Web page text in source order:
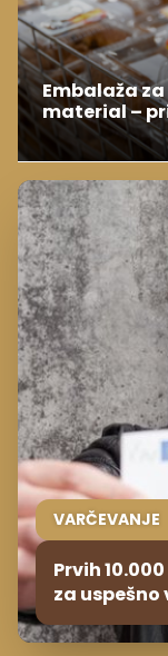
Embalaža
material –
VARČEVANJE
Prvih
za